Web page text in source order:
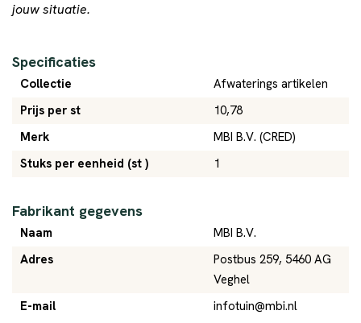
jouw situatie.
Specificaties
Collectie
Afwaterings artikelen
Prijs per st
10,78
Merk
MBI B.V. (CRED)
Stuks per eenheid (st )
1
Fabrikant gegevens
Naam
MBI B.V.
Adres
Postbus 259, 5460 AG
Veghel
E-mail
infotuin@mbi.nl